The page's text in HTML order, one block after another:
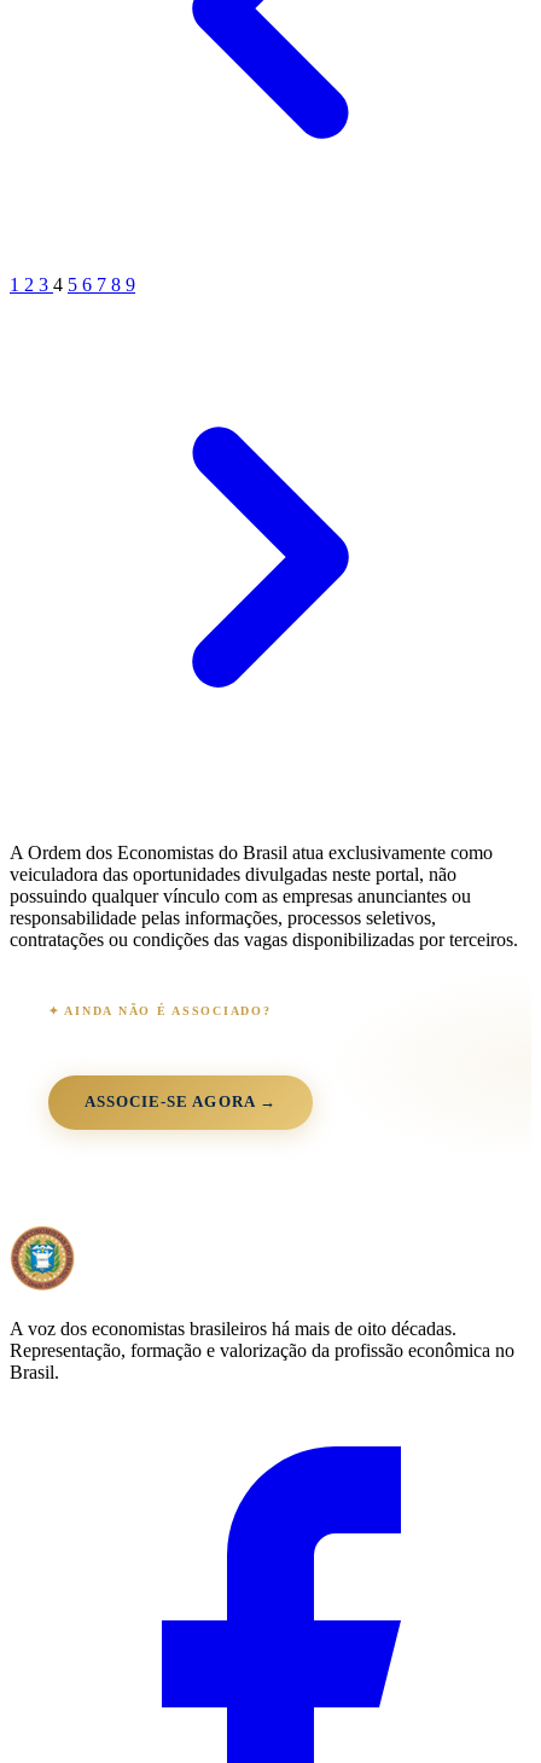
1 2 3 4 5 6 7 8 9
A Ordem dos Economistas do Brasil atua exclusivamente como
veiculadora das oportunidades divulgadas neste portal, não
possuindo qualquer vínculo com as empresas anunciantes ou
responsabilidade pelas informações, processos seletivos,
contratações ou condições das vagas disponibilizadas por terceiros.
✦ AINDA NÃO É ASSOCIADO?
ASSOCIE-SE AGORA →
A voz dos economistas brasileiros há mais de oito décadas.
Representação, formação e valorização da profissão econômica no
Brasil.